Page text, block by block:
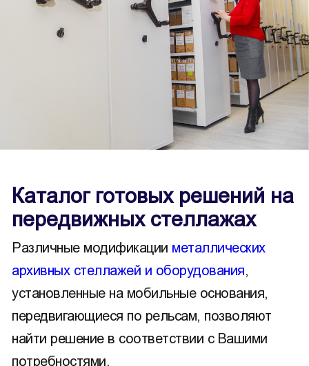
Каталог готовых решений на
передвижных стеллажах
Различные модификации металлических
архивных стеллажей и оборудования,
установленные на мобильные основания,
передвигающиеся по рельсам, позволяют
найти решение в соответствии с Вашими
потребностями.